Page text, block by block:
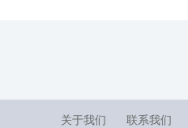
关于我们 联系我们